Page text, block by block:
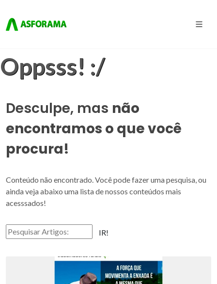
Oppsss! :/
Desculpe, mas não
encontramos o que você
procura!
Conteúdo não encontrado. Você pode fazer uma pesquisa, ou
ainda veja abaixo uma lista de nossos conteúdos mais
acesssados!
IR!